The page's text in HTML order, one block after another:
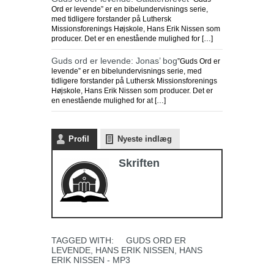
Ord er levende” er en bibelundervisnings serie,
med tidligere forstander på Luthersk
Missionsforenings Højskole, Hans Erik Nissen som
producer. Det er en enestående mulighed for […]
Guds ord er levende: Jonas’ bog”Guds Ord er
levende” er en bibelundervisnings serie, med
tidligere forstander på Luthersk Missionsforenings
Højskole, Hans Erik Nissen som producer. Det er
en enestående mulighed for at […]
Profil Nyeste indlæg
Skriften
TAGGED WITH:
GUDS ORD ER
LEVENDE HANS ERIK NISSEN
HANS
ERIK NISSEN - MP3
Endnu en kirkelukning i Indonesien
Purwakarta
Vestjava lukkede
Purwakarta Simalungun
Protestant Christian Church (GKPS)